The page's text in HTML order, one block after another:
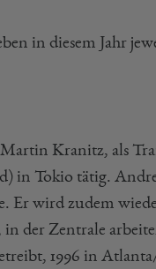
in diesem Jahr
Kranitz, als
in Tokio tätig.
Er wird zudem
der Zentrale
1996 in